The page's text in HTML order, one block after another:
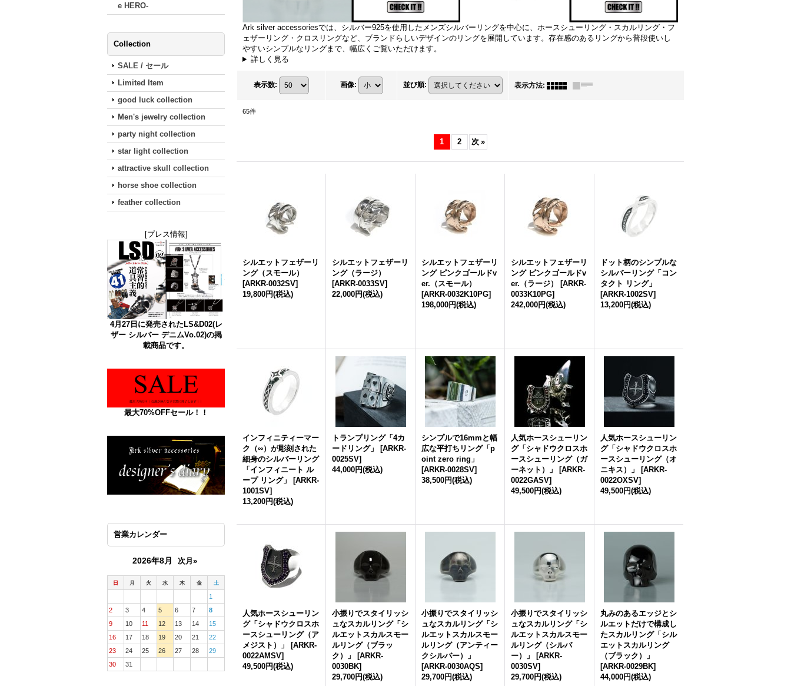
e HERO-
Collection
SALE / セール
Limited Item
good luck collection
Men's jewelry collection
party night collection
star light collection
attractive skull collection
horse shoe collection
feather collection
[プレス情報]
4月27日に発売されたLS&D02(レ
ザー シルバー デニムVo.02)の掲
載商品です。
最大70%OFFセール！！
営業カレンダー
2026年8月 次月»
日 月 火 水 木 金 土
1
2
3 4 5 6 7
8
9
10 11 12 13 14
15
16
17 18 19 20 21
22
23
24 25 26 27 28
29
30
31
Ark silver accessoriesでは、シルバー925を使用したメンズシルバーリングを中心に、ホースシューリング・スカルリング・フ
ェザーリング・クロスリングなど、ブランドらしいデザインのリングを展開しています。存在感のあるリングから普段使いし
やすいシンプルなリングまで、幅広くご覧いただけます。
詳しく見る
表示数: 画像: 並び順: 表示方法:
65件
1 2 次 »
シルエットフェザーリ
ング（スモール）
[ARKR-0032SV]
19,800円(税込)
シルエットフェザーリ
ング（ラージ）
[ARKR-0033SV]
22,000円(税込)
シルエットフェザーリ
ング ピンクゴールドv
er.（スモール）
[ARKR-0032K10PG]
198,000円(税込)
シルエットフェザーリ
ング ピンクゴールドv
er.（ラージ）
[ARKR-
0033K10PG]
242,000円(税込)
ドット柄のシンプルな
シルバーリング「コン
タクト リング」
[ARKR-1002SV]
13,200円(税込)
インフィニティーマー
ク（∞）が彫刻された
細身のシルバーリング
「インフィニート ル
ープ リング」
[ARKR-
1001SV]
13,200円(税込)
トランプリング「4カ
ードリング」
[ARKR-
0025SV]
44,000円(税込)
シンプルで16mmと幅
広な平打ちリング「p
oint zero ring」
[ARKR-0028SV]
38,500円(税込)
人気ホースシューリン
グ「シャドウクロスホ
ースシューリング（ガ
ーネット）」
[ARKR-
0022GASV]
49,500円(税込)
人気ホースシューリン
グ「シャドウクロスホ
ースシューリング（オ
ニキス）」
[ARKR-
0022OXSV]
49,500円(税込)
人気ホースシューリン
グ「シャドウクロスホ
ースシューリング（ア
メジスト）」
[ARKR-
0022AMSV]
49,500円(税込)
小振りでスタイリッシ
ュなスカルリング「シ
ルエットスカルスモー
ルリング（ブラッ
ク）」
[ARKR-
0030BK]
29,700円(税込)
小振りでスタイリッシ
ュなスカルリング「シ
ルエットスカルスモー
ルリング（アンティー
クシルバー）」
[ARKR-0030AQS]
29,700円(税込)
小振りでスタイリッシ
ュなスカルリング「シ
ルエットスカルスモー
ルリング（シルバ
ー）」
[ARKR-
0030SV]
29,700円(税込)
丸みのあるエッジとシ
ルエットだけで構成し
たスカルリング「シル
エットスカルリング
（ブラック）」
[ARKR-0029BK]
44,000円(税込)